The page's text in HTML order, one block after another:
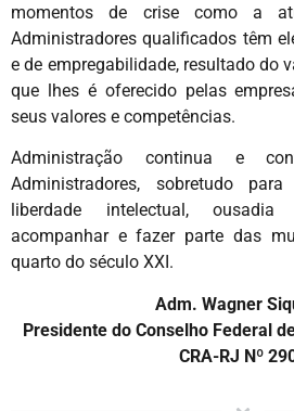
momentos de crise como a
Administradores qualificados têm
e de empregabilidade, resultado do
que lhes é oferecido pelas
seus valores e competências.
Administração continua e
Administradores, sobretudo
liberdade intelectual,
acompanhar e fazer parte das
quarto do século XXI.
Adm. Wagner
Presidente do Conselho Federal
CRA-RJ Nº